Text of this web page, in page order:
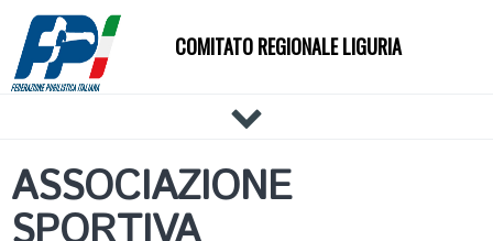
COMITATO REGIONALE LIGURIA
IL COMITATO
ASSOCIAZIONE